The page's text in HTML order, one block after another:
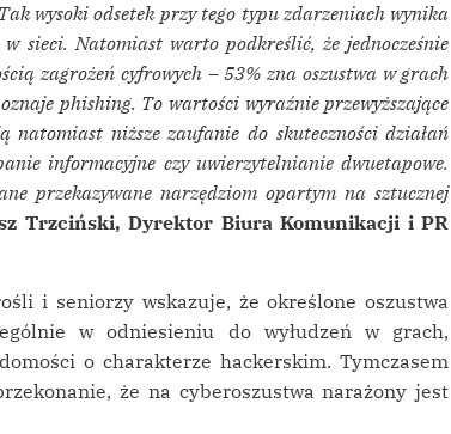
wysoki odsetek przy tego typu zdarzeniach wynika
sieci. Natomiast warto podkreślić, że jednocześnie
zagrożeń cyfrowych – 53% zna oszustwa w grach
phishing. To wartości wyraźnie przewyższające
natomiast niższe zaufanie do skuteczności działań
informacyjne czy uwierzytelnianie dwuetapowe.
przekazywane narzędziom opartym na sztucznej
Trzciński, Dyrektor Biura Komunikacji i PR
i seniorzy wskazuje, że określone oszustwa
w odniesieniu do wyłudzeń w grach,
o charakterze hackerskim. Tymczasem
że na cyberoszustwa narażony jest